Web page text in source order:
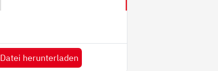
Datei herunterladen